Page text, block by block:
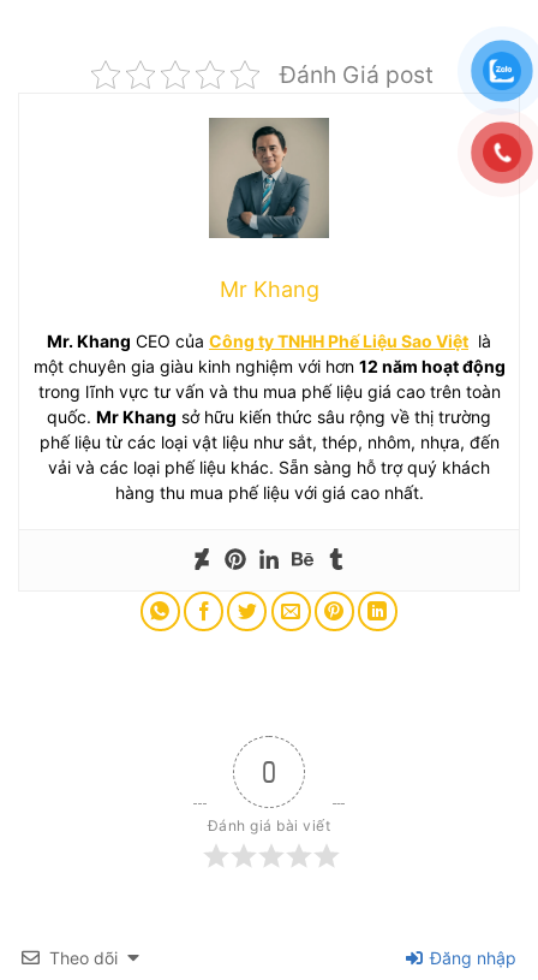
Đánh Giá post
Mr Khang
Mr. Khang CEO của Công ty TNHH Phế Liệu Sao Việt là
một chuyên gia giàu kinh nghiệm với hơn 12 năm hoạt động
trong lĩnh vực tư vấn và thu mua phế liệu giá cao trên toàn
quốc. Mr Khang sở hữu kiến thức sâu rộng về thị trường
phế liệu từ các loại vật liệu như sắt, thép, nhôm, nhựa, đến
vải và các loại phế liệu khác. Sẵn sàng hỗ trợ quý khách
hàng thu mua phế liệu với giá cao nhất.
0
Đánh giá bài viết
Theo dõi Đăng nhập